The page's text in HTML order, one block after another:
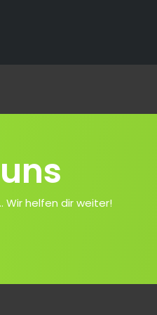
Wir helfen dir weiter!